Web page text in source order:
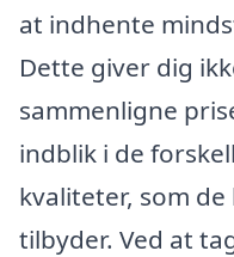
at indhente
Dette giver dig
sammenligne
indblik i de
kvaliteter, som
tilbyder. Ved at